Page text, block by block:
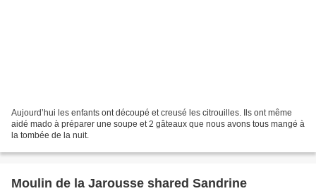
Aujourd’hui les enfants ont découpé et creusé les citrouilles. Ils ont même
aidé mado à préparer une soupe et 2 gâteaux que nous avons tous mangé à
la tombée de la nuit.
Moulin de la Jarousse shared Sandrine